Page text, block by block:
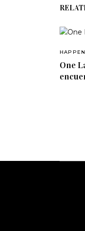
One